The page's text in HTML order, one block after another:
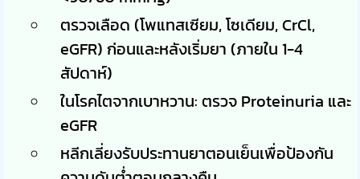
ตรวจเลือด (โพแทสเซียม, โซเดียม, CrCl,
eGFR) ก่อนและหลังเริ่มยา (ภายใน 1-4
สัปดาห์)
ในโรคไตจากเบาหวาน: ตรวจ Proteinuria และ
eGFR
หลีกเลี่ยงรับประทานยาตอนเย็นเพื่อป้องกัน